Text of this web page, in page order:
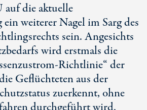
auf die aktuelle
weiterer Nagel im Sarg des
sein. Angesichts
wird erstmals die
Richtlinie“ der
Geflüchteten aus der
zuerkennt, ohne